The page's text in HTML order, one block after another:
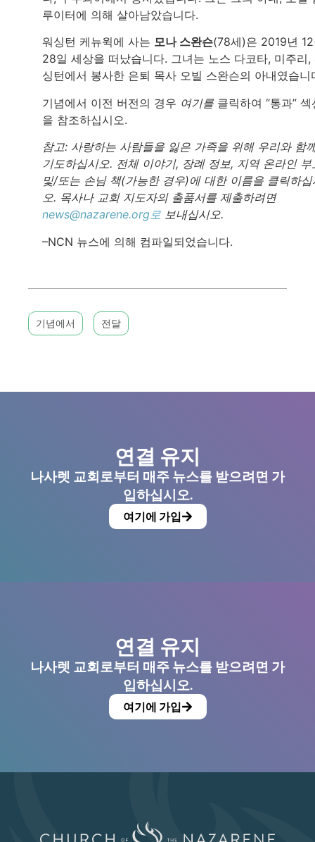
루이터에 의해 살아남았습니다.
워싱턴 케뉴윅에 사는 모나 스완슨(78세)은 2019년
28일 세상을 떠났습니다. 그녀는 노스 다코타, 미주리,
싱턴에서 봉사한 은퇴 목사 오빌 스완슨의 아내였습
기념에서 이전 버전의 경우 여기를 클릭하여 “통과” 섹
을 참조하십시오.
참고: 사랑하는 사람들을 잃은 가족을 위해 우리와 함
기도하십시오. 전체 이야기, 장례 정보, 지역 온라인 부
및/또는 손님 책(가능한 경우)에 대한 이름을 클릭하십
오. 목사나 교회 지도자의 출품서를 제출하려면
news@nazarene.org로 보내십시오.
–NCN 뉴스에 의해 컴파일되었습니다.
기념에서 전달
연결 유지
나사렛 교회로부터 매주 뉴스를 받으려면 가
입하십시오.
여기에 가입
연결 유지
나사렛 교회로부터 매주 뉴스를 받으려면 가
입하십시오.
여기에 가입